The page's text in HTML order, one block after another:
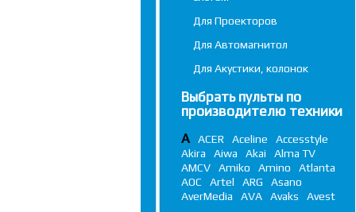
Для Проекторов
Для Автомагнитол
Для Акустики, колонок
Выбрать пульты по
производителю техники
A ACER Aceline
Accesstyle
Akira
Aiwa Akai
Alma TV
AMCV
Amiko Amino
Atlanta
AOC
Artel ARG
Asano
AverMedia
AVA Avaks Avest